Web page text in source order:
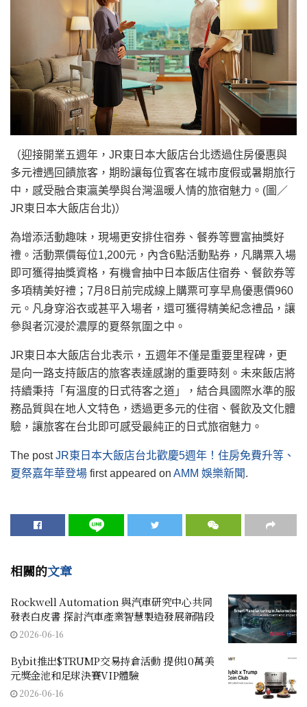
（迎接開業五週年，JR東日本大飯店台北透過住房優惠與
多元禮遇回饋旅客，期盼讓每位賓客在城市度假或暑期旅行
中，感受融合東瀛美學與台灣溫暖人情的旅宿魅力。(圖／
JR東日本大飯店台北)）
為增添活動趣味，現場更安排住宿券、餐券等豐富抽獎好
禮。活動票價每位1,200元，內含6點活動點券，凡購票入場
即可獲得抽獎資格，有機會抽中日本飯店住宿券、餐飲券等
多項精美好禮；7月8日前完成線上購票可享早鳥優惠價960
元。凡身穿浴衣或甚平入場者，還可獲得精美紀念禮品，讓
參與者沉浸於濃厚的夏祭氛圍之中。
JR東日本大飯店台北表示，五週年不僅是重要里程碑，更
是向一路支持飯店的旅客表達感謝的重要時刻。未來飯店將
持續秉持「有溫度的日式待客之道」，結合具國際水準的服
務品質與在地人文特色，透過更多元的住宿、餐飲及文化體
驗，讓旅客在台北即可感受最純正的日式旅宿魅力。
The postJR東日本大飯店台北歡慶5週年！住房免費升等、
夏祭嘉年華登場 first appeared on AMM 娛樂新聞.
相關的文章
Rockwell Automation 與汽車研究中心共同
發表白皮書 探討汽車產業智慧製造發展新階段
2026-06-16
Bybit推出$TRUMP交易持倉活動 提供10萬美
元獎金池和足球決賽VIP體驗
2026-06-16